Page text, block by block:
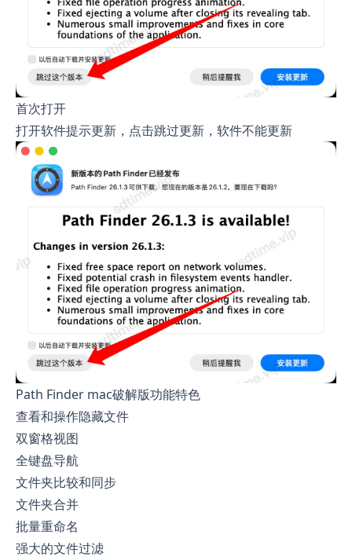
首次打开
打开软件提示更新，点击跳过更新，软件不能更新
Path Finder mac破解版功能特色
查看和操作隐藏文件
双窗格视图
全键盘导航
文件夹比较和同步
文件夹合并
批量重命名
强大的文件过滤